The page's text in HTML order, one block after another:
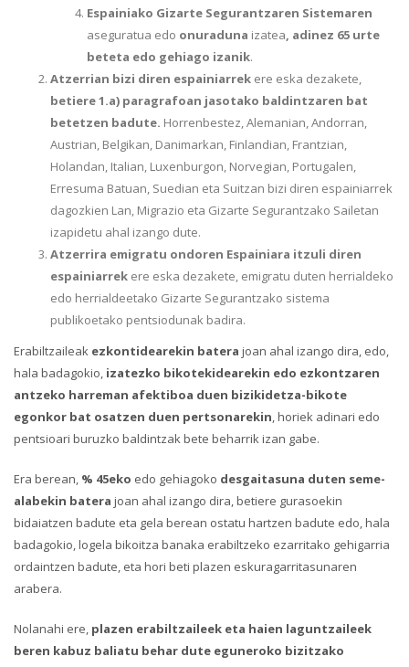
Espainiako Gizarte Segurantzaren Sistemaren
aseguratua edo onuraduna izatea, adinez 65 urte
beteta edo gehiago izanik.
Atzerrian bizi diren espainiarrek ere eska dezakete,
betiere 1.a) paragrafoan jasotako baldintzaren bat
betetzen badute. Horrenbestez, Alemanian, Andorran,
Austrian, Belgikan, Danimarkan, Finlandian, Frantzian,
Holandan, Italian, Luxenburgon, Norvegian, Portugalen,
Erresuma Batuan, Suedian eta Suitzan bizi diren espainiarrek
dagozkien Lan, Migrazio eta Gizarte Segurantzako Sailetan
izapidetu ahal izango dute.
Atzerrira emigratu ondoren Espainiara itzuli diren
espainiarrek ere eska dezakete, emigratu duten herrialdeko
edo herrialdeetako Gizarte Segurantzako sistema
publikoetako pentsiodunak badira.
Erabiltzaileak ezkontidearekin batera joan ahal izango dira, edo,
hala badagokio, izatezko bikotekidearekin edo ezkontzaren
antzeko harreman afektiboa duen bizikidetza-bikote
egonkor bat osatzen duen pertsonarekin, horiek adinari edo
pentsioari buruzko baldintzak bete beharrik izan gabe.
Era berean, % 45eko edo gehiagoko desgaitasuna duten seme-
alabekin batera joan ahal izango dira, betiere gurasoekin
bidaiatzen badute eta gela berean ostatu hartzen badute edo, hala
badagokio, logela bikoitza banaka erabiltzeko ezarritako gehigarria
ordaintzen badute, eta hori beti plazen eskuragarritasunaren
arabera.
Nolanahi ere, plazen erabiltzaileek eta haien laguntzaileek
beren kabuz baliatu behar dute eguneroko bizitzako